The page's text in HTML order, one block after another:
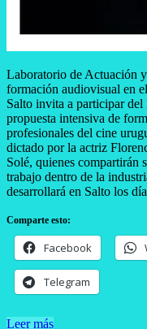
Laboratorio de Actuación
formación audiovisual en
Salto invita a participar
propuesta intensiva de
profesionales del cine
dictado por la actriz
Solé, quienes compartirán
trabajo dentro de la
desarrollará en Salto los
Comparte esto:
Facebook
Telegram
Leer más